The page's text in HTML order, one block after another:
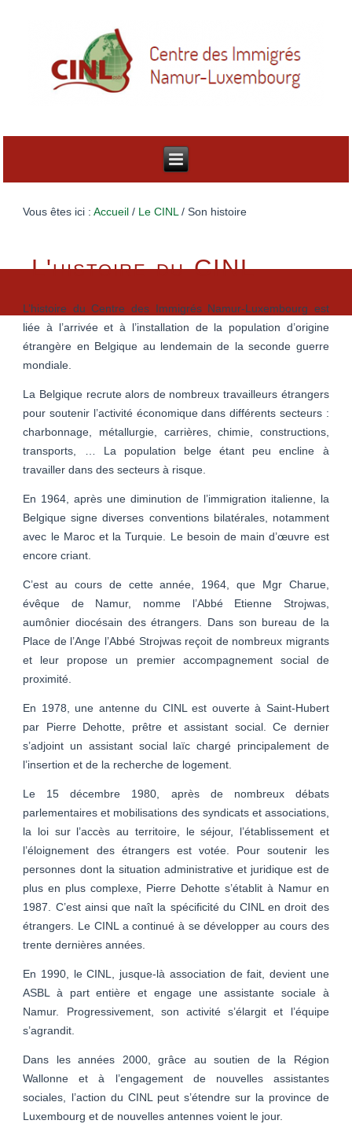
Vous êtes ici :Accueil / Le CINL/Son histoire
L'histoire du CINL
L’histoire du Centre des Immigrés Namur-Luxembourg est
liée à l’arrivée et à l’installation de la population d’origine
étrangère en Belgique au lendemain de la seconde guerre
mondiale.
La Belgique recrute alors de nombreux travailleurs étrangers
pour soutenir l’activité économique dans différents secteurs :
charbonnage, métallurgie, carrières, chimie, constructions,
transports, … La population belge étant peu encline à
travailler dans des secteurs à risque.
En 1964, après une diminution de l’immigration italienne, la
Belgique signe diverses conventions bilatérales, notamment
avec le Maroc et la Turquie. Le besoin de main d’œuvre est
encore criant.
C’est au cours de cette année, 1964, que Mgr Charue,
évêque de Namur, nomme l’Abbé Etienne Strojwas,
aumônier diocésain des étrangers. Dans son bureau de la
Place de l’Ange l’Abbé Strojwas reçoit de nombreux migrants
et leur propose un premier accompagnement social de
proximité.
En 1978, une antenne du CINL est ouverte à Saint-Hubert
par Pierre Dehotte, prêtre et assistant social. Ce dernier
s’adjoint un assistant social laïc chargé principalement de
l’insertion et de la recherche de logement.
Le 15 décembre 1980, après de nombreux débats
parlementaires et mobilisations des syndicats et associations,
la loi sur l’accès au territoire, le séjour, l’établissement et
l’éloignement des étrangers est votée. Pour soutenir les
personnes dont la situation administrative et juridique est de
plus en plus complexe, Pierre Dehotte s’établit à Namur en
1987. C’est ainsi que naît la spécificité du CINL en droit des
étrangers. Le CINL a continué à se développer au cours des
trente dernières années.
En 1990, le CINL, jusque-là association de fait, devient une
ASBL à part entière et engage une assistante sociale à
Namur. Progressivement, son activité s’élargit et l’équipe
s’agrandit.
Dans les années 2000, grâce au soutien de la Région
Wallonne et à l’engagement de nouvelles assistantes
sociales, l’action du CINL peut s’étendre sur la province de
Luxembourg et de nouvelles antennes voient le jour.